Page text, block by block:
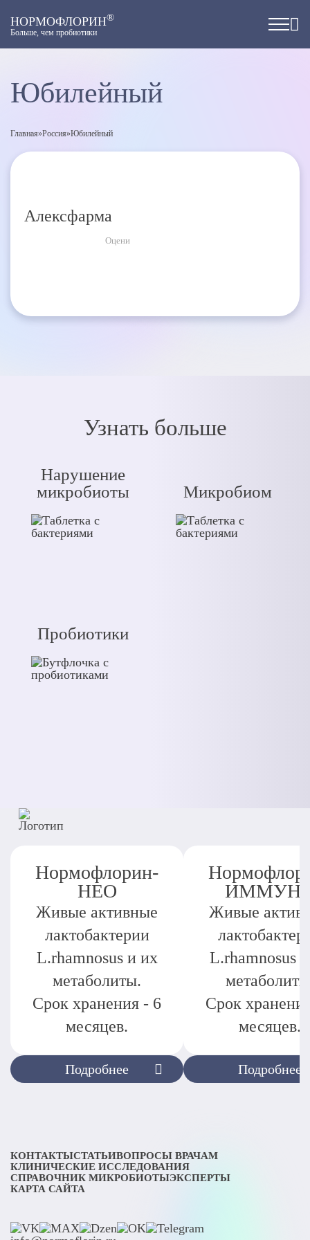
НОРМОФЛОРИН®
Больше, чем пробиотики
Юбилейный
Главная»Россия»Юбилейный
Алексфарма
Оцени
Узнать больше
Нарушение
микробиоты
Микробиом
Пробиотики
Подробнее
Нормофлорин-
НЕО
Живые активные
лактобактерии
L.rhamnosus и их
метаболиты.
Срок хранения - 6
месяцев.
Подробнее
Живые
L.rhamnosus
Срок
месяцев.
КОНТАКТЫСТАТЬИВОПРОСЫ ВРАЧАМ
КЛИНИЧЕСКИЕ ИССЛЕДОВАНИЯ
СПРАВОЧНИК МИКРОБИОТЫЭКСПЕРТЫ
КАРТА САЙТА